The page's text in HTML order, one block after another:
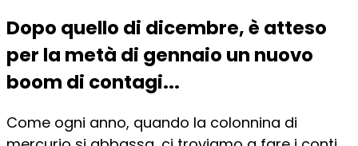
Dopo quello di dicembre, è atteso
per la metà di gennaio un nuovo
boom di contagi...
Come ogni anno, quando la colonnina di